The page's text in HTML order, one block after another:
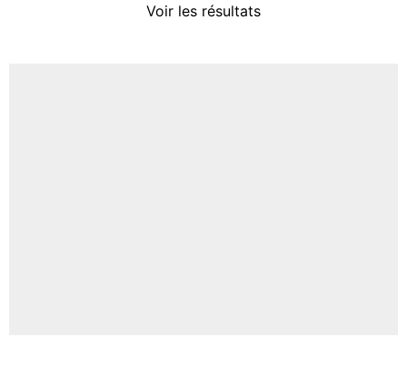
Voir les résultats